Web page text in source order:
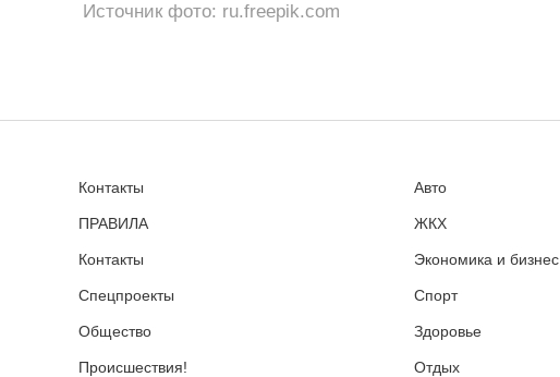
Источник фото: ru.freepik.com
Контакты
ПРАВИЛА
Контакты
Спецпроекты
Общество
Происшествия!
Авто
ЖКХ
Экономика и бизнес
Спорт
Здоровье
Отдых